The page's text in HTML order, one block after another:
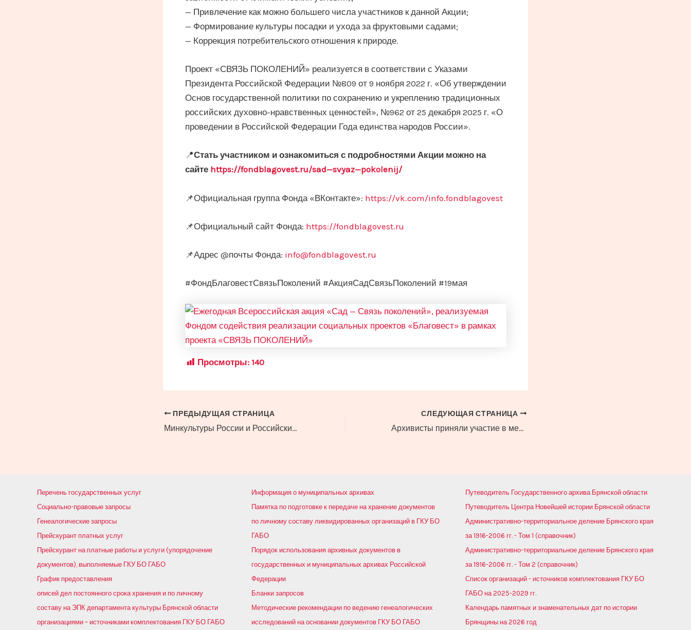
— Привлечение как можно большего числа участников к данной Акции;
— Формирование культуры посадки и ухода за фруктовыми садами;
— Коррекция потребительского отношения к природе.
Проект «СВЯЗЬ ПОКОЛЕНИЙ» реализуется в соответствии с Указами
Президента Российской Федерации №809 от 9 ноября 2022 г. «Об утверждении
Основ государственной политики по сохранению и укреплению традиционных
российских духовно-нравственных ценностей», №962 от 25 декабря 2025 г. «О
проведении в Российской Федерации Года единства народов России».
📍Стать участником и ознакомиться с подробностями Акции можно на
сайте https://fondblagovest.ru/sad—svyaz—pokolenij/
📌Официальная группа Фонда «ВКонтакте»: https://vk.com/info.fondblagovest
📌Официальный сайт Фонда: https://fondblagovest.ru
📌Адрес @почты Фонда: info@fondblagovest.ru
#ФондБлаговестСвязьПоколений #АкцияСадСвязьПоколений #19мая
Просмотры: 140
Навигация
по
ПРЕДЫДУЩАЯ СТРАНИЦА
Минкультуры России и Российский Красный Крест запускают благотворительную акцию в поддержку пострадавших учреждений культуры и сотрудников отрасли Дагестана
СЛЕДУЮЩАЯ СТРАНИЦА
Архивисты приняли участие в международной научно-практической конференции «Наша общая память»
Перечень государственных услуг
Социально-правовые запросы
Генеалогические запросы
Прейскурант платных услуг
Прейскурант на платные работы и услуги (упорядочение
документов), выполняемые ГКУ БО ГАБО
График предоставления
описей дел постоянного срока хранения и по личному
составу на ЭПК департамента культуры Брянской области
организациями – источниками комплектования ГКУ БО ГАБО
Информация о муниципальных архивах
Памятка по подготовке к передаче на хранение документов
по личному составу ликвидированных организаций в ГКУ БО
ГАБО
Порядок использования архивных документов в
государственных и муниципальных архивах Российской
Федерации
Бланки запросов
Методические рекомендации по ведению генеалогических
исследований на основании документов ГКУ БО ГАБО
Путеводитель Государственного архива Брянской области
Путеводитель Центра Новейшей истории Брянской области
Административно-территориальное деление Брянского края
за 1916-2006 гг. - Том 1 (справочник)
Административно-территориальное деление Брянского края
за 1916-2006 гг. - Том 2 (справочник)
Список организаций - источников комплектования ГКУ БО
ГАБО на 2025-2029 гг.
Календарь памятных и знаменательных дат по истории
Брянщины на 2026 год